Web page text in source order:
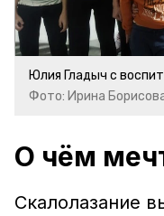
Юлия Гладыч с
Фото: Ирина
О чём
Скалолазание